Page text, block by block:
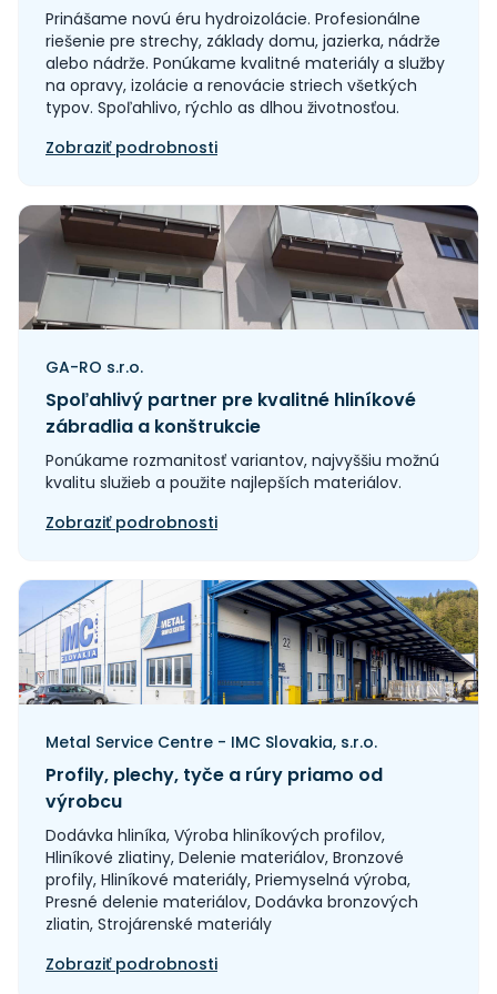
Prinášame novú éru hydroizolácie. Profesionálne
riešenie pre strechy, základy domu, jazierka, nádrže
alebo nádrže. Ponúkame kvalitné materiály a služby
na opravy, izolácie a renovácie striech všetkých
typov. Spoľahlivo, rýchlo as dlhou životnosťou.
Zobraziť podrobnosti
GA-RO s.r.o.
Spoľahlivý partner pre kvalitné hliníkové
zábradlia a konštrukcie
Ponúkame rozmanitosť variantov, najvyššiu možnú
kvalitu služieb a použite najlepších materiálov.
Zobraziť podrobnosti
Metal Service Centre - IMC Slovakia, s.r.o.
Profily, plechy, tyče a rúry priamo od
výrobcu
Dodávka hliníka, Výroba hliníkových profilov,
Hliníkové zliatiny, Delenie materiálov, Bronzové
profily, Hliníkové materiály, Priemyselná výroba,
Presné delenie materiálov, Dodávka bronzových
zliatin, Strojárenské materiály
Zobraziť podrobnosti